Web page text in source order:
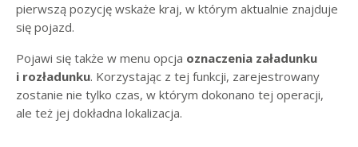
pierwszą pozycję wskaże kraj, w którym aktualnie znajduje
się pojazd.
Pojawi się także w menu opcja oznaczenia załadunku
i rozładunku. Korzystając z tej funkcji, zarejestrowany
zostanie nie tylko czas, w którym dokonano tej operacji,
ale też jej dokładna lokalizacja.